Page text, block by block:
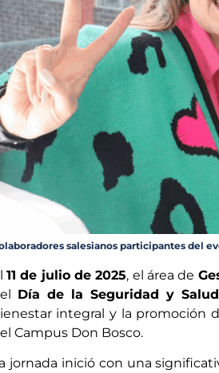
salesianos participantes del
11 de julio de 2025, el área de
Día de la Seguridad y
integral y la promoción
Campus Don Bosco.
jornada inició con una